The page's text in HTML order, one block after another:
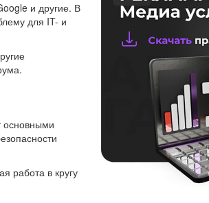
и другие. В
для IT- и
основными
работа в кругу